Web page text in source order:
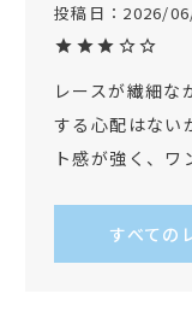
投稿日 2026/
レースが繊細な
する心配はない
ト感が強く、ワ
すべての